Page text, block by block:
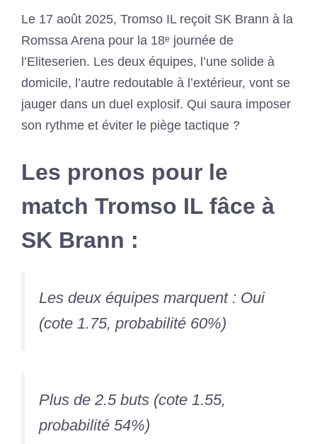
Le 17 août 2025, Tromso IL reçoit SK Brann à la
Romssa Arena pour la 18ᵉ journée de
l’Eliteserien. Les deux équipes, l’une solide à
domicile, l’autre redoutable à l’extérieur, vont se
jauger dans un duel explosif. Qui saura imposer
son rythme et éviter le piège tactique ?
Les pronos pour le
match Tromso IL fâce à
SK Brann :
Les deux équipes marquent : Oui
(cote 1.75, probabilité 60%)
Plus de 2.5 buts (cote 1.55,
probabilité 54%)